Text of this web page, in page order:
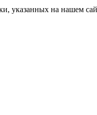
указанных на нашем